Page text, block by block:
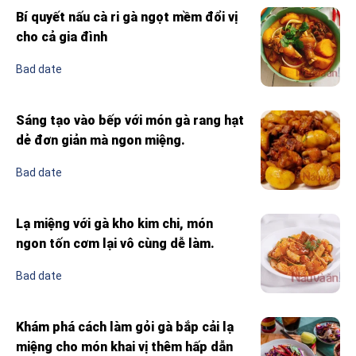
Bí quyết nấu cà ri gà ngọt mềm đổi vị
cho cả gia đình
Bad date
Sáng tạo vào bếp với món gà rang hạt
dẻ đơn giản mà ngon miệng.
Bad date
Lạ miệng với gà kho kim chi, món
ngon tốn cơm lại vô cùng dễ làm.
Bad date
Khám phá cách làm gỏi gà bắp cải lạ
miệng cho món khai vị thêm hấp dẫn